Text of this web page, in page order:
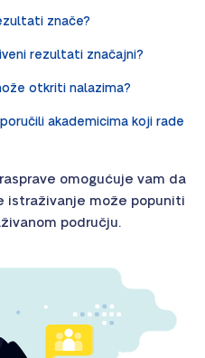
znače?
rezultati značajni?
otkriti nalazima?
akademicima koji rade
omogućuje vam da
istraživanje može popuniti
području.